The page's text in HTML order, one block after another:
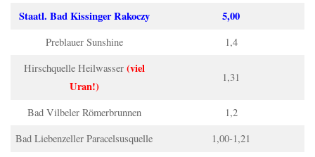
Staatl. Bad Kissinger Rakoczy
5,00
Preblauer Sunshine
1,4
Hirschquelle Heilwasser (viel
Uran!)
1,31
Bad Vilbeler Römerbrunnen
1,2
Bad Liebenzeller Paracelsusquelle
1,00-1,21